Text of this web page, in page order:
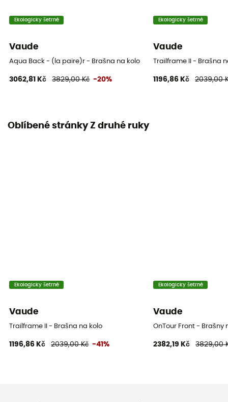
Ekologicky šetrné
Vaude
Aqua Back - (la paire)r - Brašna na kolo
3062,81 Kč 3829,00 Kč -20%
Ekologicky šetrné
Vaude
Trailframe II - Brašna
1196,86 Kč 2039,00
Oblíbené stránky Z druhé ruky
Ekologicky šetrné
Vaude
Trailframe II - Brašna na kolo
1196,86 Kč 2039,00 Kč -41%
Ekologicky šetrné
Vaude
OnTour Front - Brašny
2382,19 Kč 3829,00